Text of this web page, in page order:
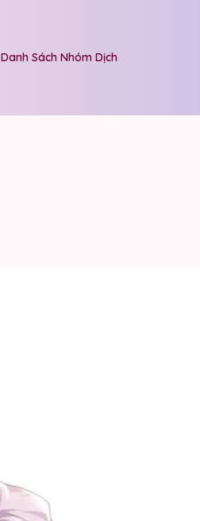
Danh Sách Nhóm Dịch